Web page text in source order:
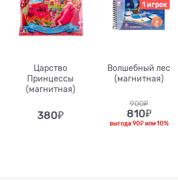
Царство
Принцессы
(магнитная)
380₽
1 игрок
Волшебный лес
(магнитная)
900₽
810₽
выгода 90₽или10%